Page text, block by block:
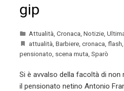
gip
Attualità Cronaca Notizie
attualità Barbiere cronaca flash
pensionato scena muta Sparò
Si è avvalso della facoltà di non
il pensionato netino Antonio